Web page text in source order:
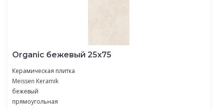
Organic бежевый 25х75
Керамическая плитка
Meissen Keramik
бежевый
прямоугольная